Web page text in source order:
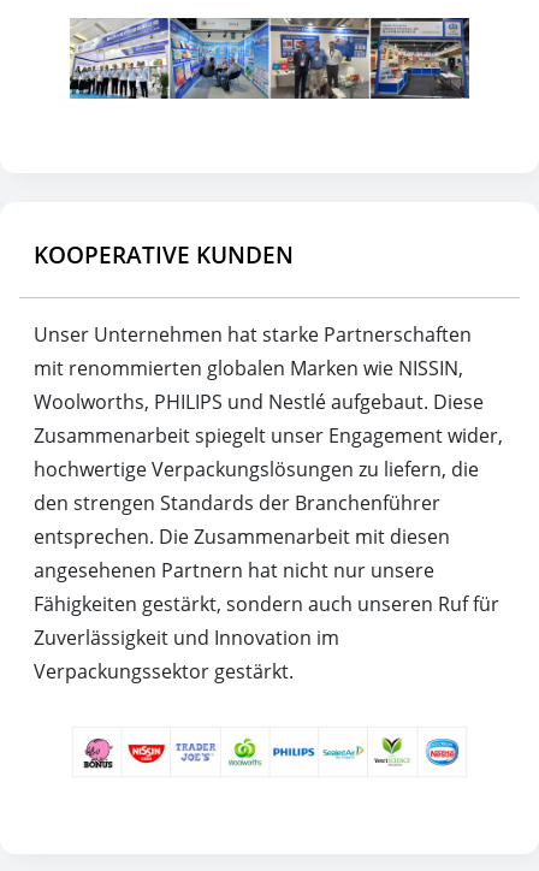
KOOPERATIVE KUNDEN
Unser Unternehmen hat starke Partnerschaften
mit renommierten globalen Marken wie NISSIN,
Woolworths, PHILIPS und Nestlé aufgebaut. Diese
Zusammenarbeit spiegelt unser Engagement wider,
hochwertige Verpackungslösungen zu liefern, die
den strengen Standards der Branchenführer
entsprechen. Die Zusammenarbeit mit diesen
angesehenen Partnern hat nicht nur unsere
Fähigkeiten gestärkt, sondern auch unseren Ruf für
Zuverlässigkeit und Innovation im
Verpackungssektor gestärkt.